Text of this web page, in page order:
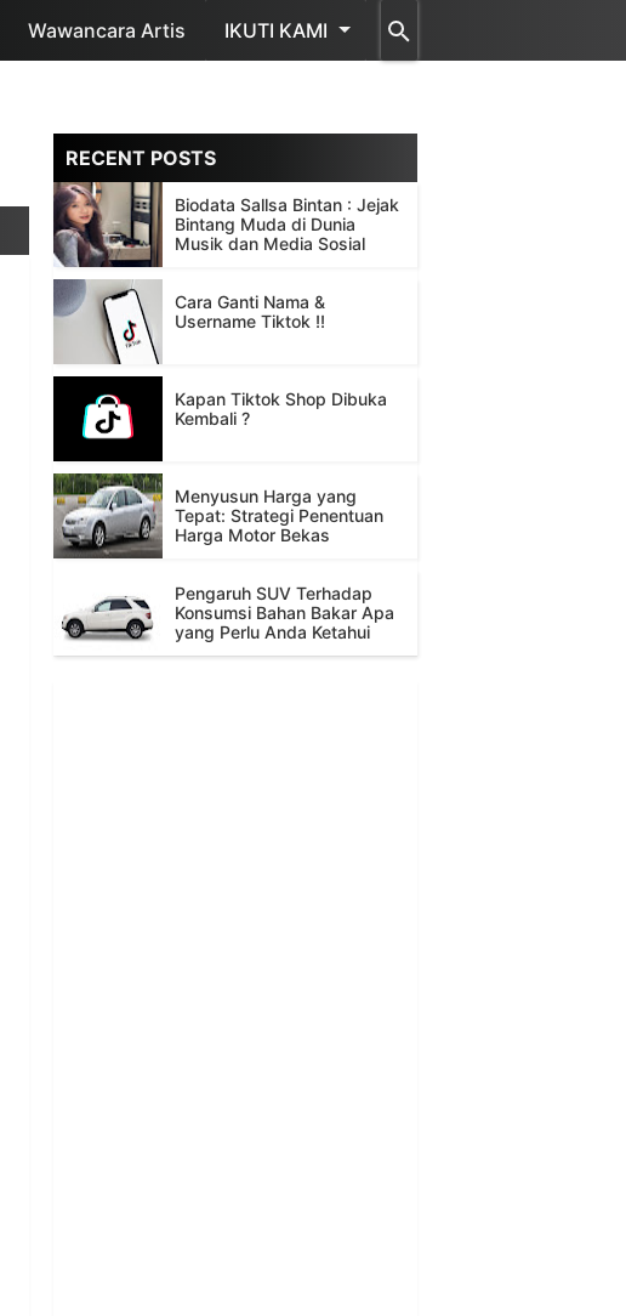
Wawancara Artis IKUTI KAMI
RECENT POSTS
Biodata Sallsa Bintan : Jejak
Bintang Muda di Dunia
Musik dan Media Sosial
Cara Ganti Nama &
Username Tiktok !!
Kapan Tiktok Shop Dibuka
Kembali ?
Menyusun Harga yang
Tepat: Strategi Penentuan
Harga Motor Bekas
Pengaruh SUV Terhadap
Konsumsi Bahan Bakar Apa
yang Perlu Anda Ketahui